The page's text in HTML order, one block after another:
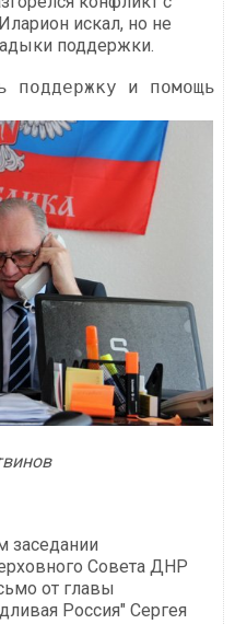
искал, но не
поддержки.
поддержку и
заседании
Совета ДНР
от главы
Россия" Сергея